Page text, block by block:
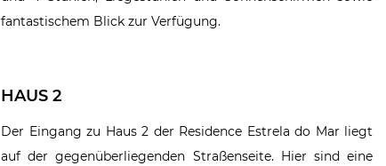
fantastischem Blick zur Verfügung.
HAUS 2
Der Eingang zu Haus 2 der Residence Estrela do Mar liegt
auf der gegenüberliegenden Straßenseite. Hier sind eine